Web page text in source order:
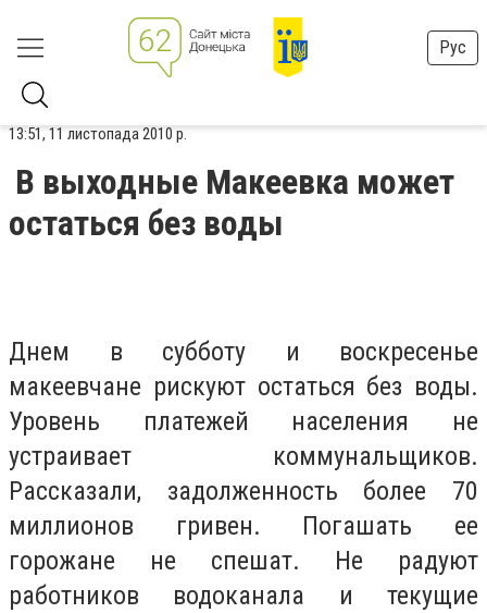
Рус
13:51, 11 листопада 2010 р.
В выходные Макеевка может
остаться без воды
Днем в субботу и воскресенье
макеевчане рискуют остаться без воды.
Уровень платежей населения не
устраивает коммунальщиков.
Рассказали, задолженность более 70
миллионов гривен. Погашать ее
горожане не спешат. Не радуют
работников водоканала и текущие